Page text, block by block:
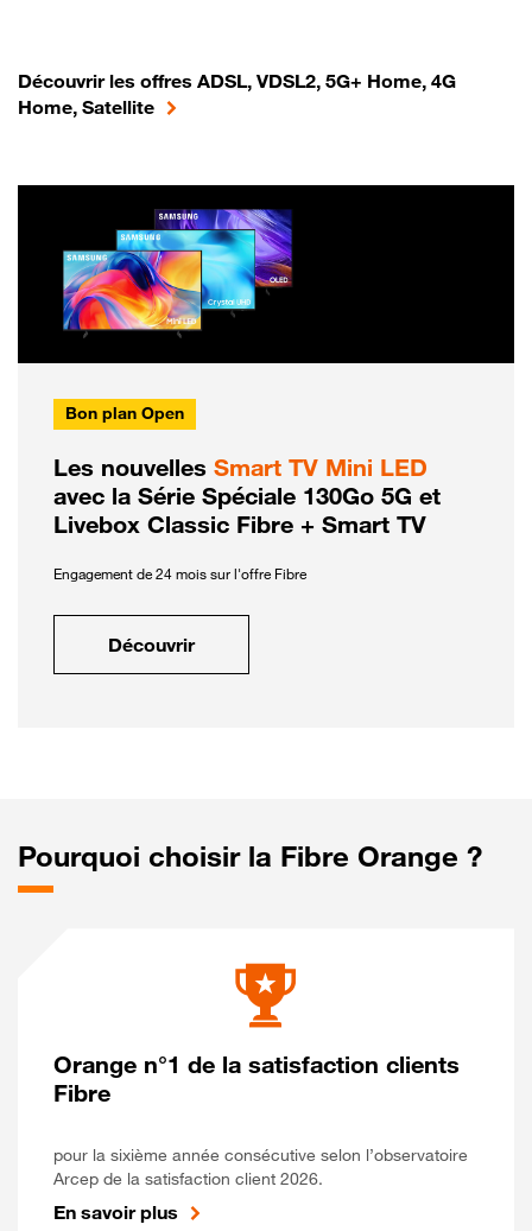
Découvrir les offres ADSL, VDSL2, 5G+ Home, 4G
Home, Satellite
Bon plan Open
Les nouvelles Smart TV Mini LED
avec la Série Spéciale 130Go 5G et
Livebox Classic Fibre + Smart TV
Engagement de 24 mois sur l'offre Fibre
Découvrir
Pourquoi choisir la Fibre Orange ?
Orange n°1 de la satisfaction clients
Fibre
pour la sixième année consécutive selon l’observatoire
Arcep de la satisfaction client 2026.
En savoir plus